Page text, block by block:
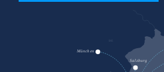
München
Salzburg